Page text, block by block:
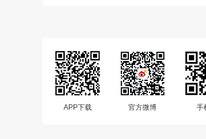
APP下载 官方微博 手